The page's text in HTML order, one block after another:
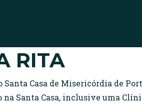
RITA
Casa de Misericórdia de
Santa Casa, inclusive uma